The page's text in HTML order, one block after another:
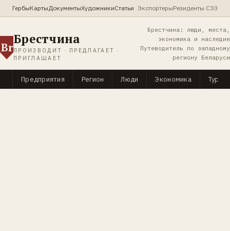
ГербыКартыДокументыХудожникиСтатьи ЭкспортерыРезиденты СЭЗ
Br
Брестчина
ПРОИЗВОДИТ · ПРЕДЛАГАЕТ ·
ПРИГЛАШАЕТ
Брестчина: люди, места,
экономика и наследие
Путеводитель по западному
региону Беларуси
Предприятия Регион Люди Экономика